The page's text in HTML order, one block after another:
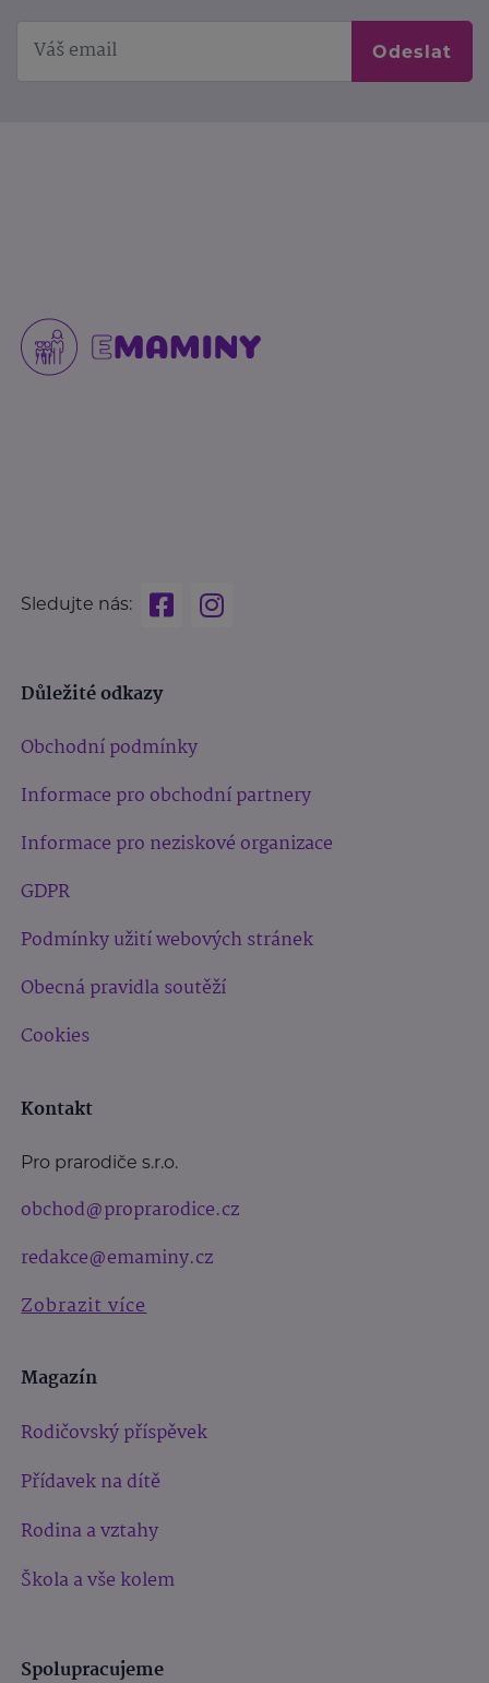
Odeslat
Sledujte nás:
Důležité odkazy
Obchodní podmínky
Informace pro obchodní partnery
Informace pro neziskové organizace
GDPR
Podmínky užití webových stránek
Obecná pravidla soutěží
Cookies
Kontakt
Pro prarodiče s.r.o.
obchod@proprarodice.cz
redakce@emaminy.cz
Zobrazit více
Magazín
Rodičovský příspěvek
Přídavek na dítě
Rodina a vztahy
Škola a vše kolem
Spolupracujeme